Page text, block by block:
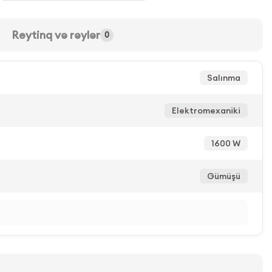
Reytinq və rəylər 0
Salınma
Elektromexaniki
1600 W
Gümüşü